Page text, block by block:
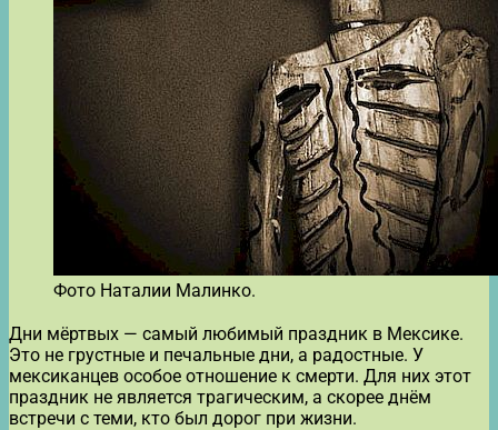
Фото Наталии Малинко.
Дни мёртвых — самый любимый праздник в Мексике.
Это не грустные и печальные дни, а радостные. У
мексиканцев особое отношение к смерти. Для них этот
праздник не является трагическим, а скорее днём
встречи с теми, кто был дорог при жизни.